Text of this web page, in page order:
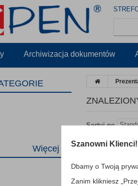
Archiwizacja dokumentów
Więcej
Sortuj po
Szanowni
Dbamy o Twoją
Zanim klikniesz